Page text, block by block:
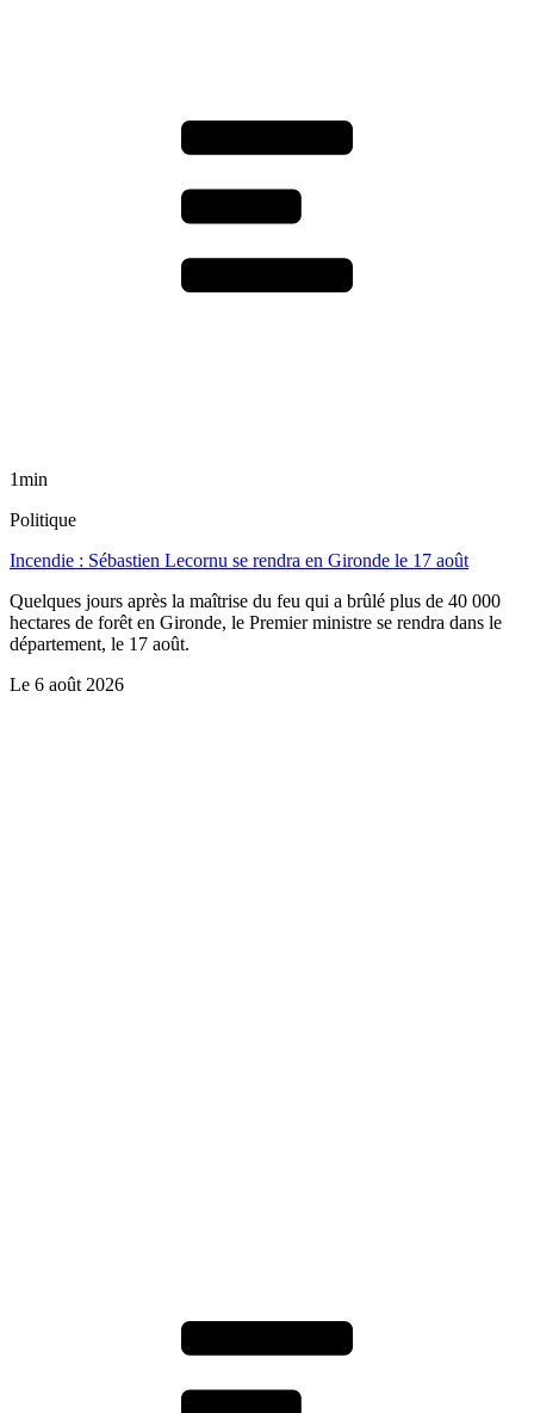
1min
Politique
Incendie : Sébastien Lecornu se rendra en Gironde le 17 août
Quelques jours après la maîtrise du feu qui a brûlé plus de 40 000
hectares de forêt en Gironde, le Premier ministre se rendra dans le
département, le 17 août.
Le 6 août 2026